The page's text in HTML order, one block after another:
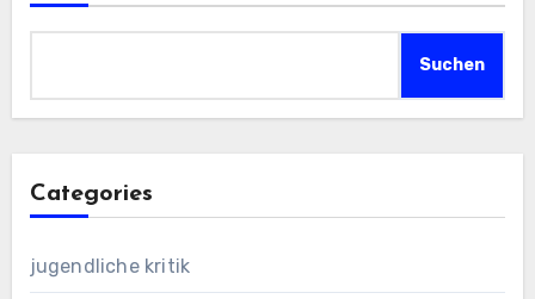
Suchen
Categories
jugendliche kritik